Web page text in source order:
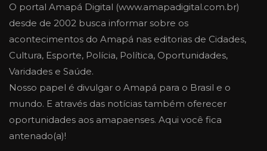
O portal Amapá Digital (www.amapadigital.com.br)
desde de 2002 busca informar sobre os
acontecimentos do Amapá nas editorias de Cidades,
Cultura, Esporte, Polícia, Política, Oportunidades,
Varidades e Saúde.
Nosso papel é divulgar o Amapá para o Brasil e o
mundo. E através das notícias também oferecer
oportunidades aos amapaenses. Aqui você fica
antenado(a)!